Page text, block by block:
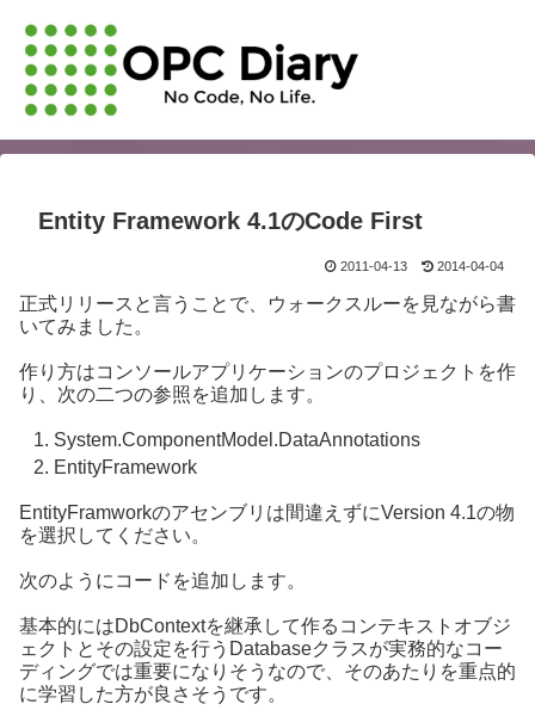
Entity Framework 4.1のCode First
2011-04-13 2014-04-04
正式リリースと言うことで、ウォークスルーを見ながら書
いてみました。
作り方はコンソールアプリケーションのプロジェクトを作
り、次の二つの参照を追加します。
System.ComponentModel.DataAnnotations
EntityFramework
EntityFramworkのアセンブリは間違えずにVersion 4.1の物
を選択してください。
次のようにコードを追加します。
基本的にはDbContextを継承して作るコンテキストオブジ
ェクトとその設定を行うDatabaseクラスが実務的なコー
ディングでは重要になりそうなので、そのあたりを重点的
に学習した方が良さそうです。